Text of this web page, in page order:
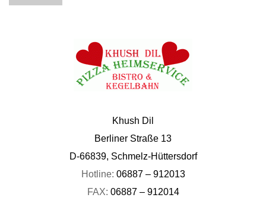
Khush Dil
Berliner Straße 13
D-66839, Schmelz-Hüttersdorf
Hotline: 06887 – 912013
FAX: 06887 – 912014